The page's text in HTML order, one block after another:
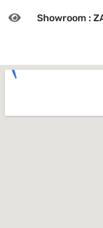
 Showroom :